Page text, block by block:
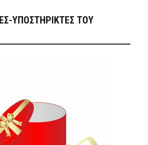
ΥΠΟΣΤΗΡΙΚΤΈΣ ΤΟΥ